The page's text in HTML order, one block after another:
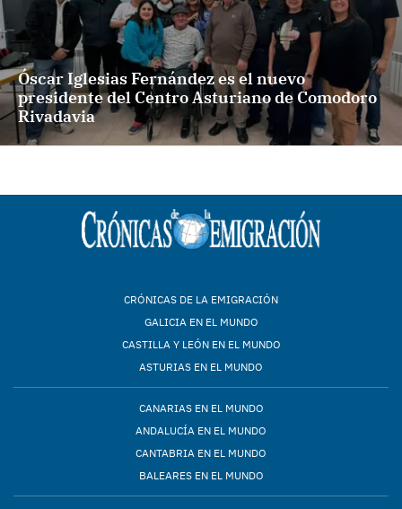
Óscar Iglesias Fernández es el nuevo
presidente del Centro Asturiano de Comodoro
Rivadavia
CRÓNICAS DE LA EMIGRACIÓN
GALICIA EN EL MUNDO
CASTILLA Y LEÓN EN EL MUNDO
ASTURIAS EN EL MUNDO
CANARIAS EN EL MUNDO
ANDALUCÍA EN EL MUNDO
CANTABRIA EN EL MUNDO
BALEARES EN EL MUNDO